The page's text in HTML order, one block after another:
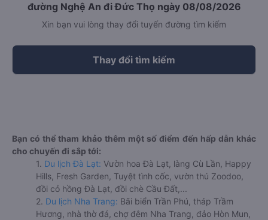
đường Nghệ An đi Đức Thọ ngày 08/08/2026
Xin bạn vui lòng thay đổi tuyến đường tìm kiếm
Thay đổi tìm kiếm
Bạn có thể tham khảo thêm một số điểm đến hấp dẫn khác
cho chuyến đi sắp tới:
1. Du lịch Đà Lạt: Vườn hoa Đà Lạt, làng Cù Lần, Happy
Hills, Fresh Garden, Tuyệt tình cốc, vườn thú Zoodoo,
đồi cỏ hồng Đà Lạt, đồi chè Cầu Đất,...
2. Du lịch Nha Trang: Bãi biển Trần Phú, tháp Trầm
Hương, nhà thờ đá, chợ đêm Nha Trang, đảo Hòn Mun,